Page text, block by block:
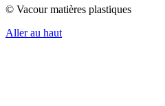
© Vacour matières plastiques
Aller au haut